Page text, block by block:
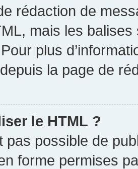
rédaction de
mais les
plus
la page de
le HTML ?
pas possible de
forme permises